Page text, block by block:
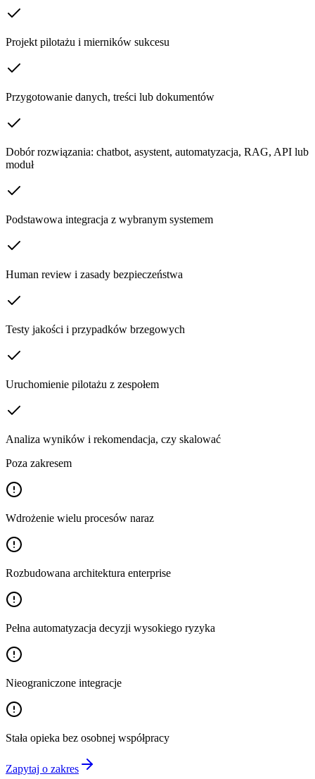
Projekt pilotażu i mierników sukcesu
Przygotowanie danych, treści lub dokumentów
Dobór rozwiązania: chatbot, asystent, automatyzacja, RAG, API lub
moduł
Podstawowa integracja z wybranym systemem
Human review i zasady bezpieczeństwa
Testy jakości i przypadków brzegowych
Uruchomienie pilotażu z zespołem
Analiza wyników i rekomendacja, czy skalować
Poza zakresem
Wdrożenie wielu procesów naraz
Rozbudowana architektura enterprise
Pełna automatyzacja decyzji wysokiego ryzyka
Nieograniczone integracje
Stała opieka bez osobnej współpracy
Zapytaj o zakres